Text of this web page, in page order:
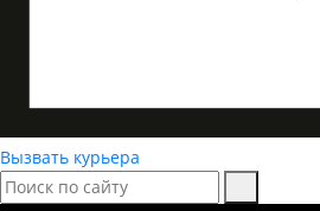
Вызвать курьера